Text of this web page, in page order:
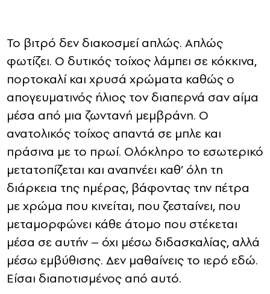
Το βιτρό δεν διακοσμεί απλώς. Απλώς
φωτίζει. Ο δυτικός τοίχος λάμπει σε κόκκινα,
πορτοκαλί και χρυσά χρώματα καθώς ο
απογευματινός ήλιος τον διαπερνά σαν αίμα
μέσα από μια ζωντανή μεμβράνη. Ο
ανατολικός τοίχος απαντά σε μπλε και
πράσινα με το πρωί. Ολόκληρο το εσωτερικό
μετατοπίζεται και αναπνέει καθ’ όλη τη
διάρκεια της ημέρας, βάφοντας την πέτρα
με χρώμα που κινείται, που ζεσταίνει, που
μεταμορφώνει κάθε άτομο που στέκεται
μέσα σε αυτήν – όχι μέσω διδασκαλίας, αλλά
μέσω εμβύθισης. Δεν μαθαίνεις το ιερό εδώ.
Είσαι διαποτισμένος από αυτό.